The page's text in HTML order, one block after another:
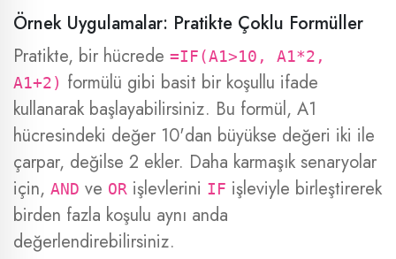
Örnek Uygulamalar: Pratikte Çoklu Formüller
Pratikte, bir hücrede =IF(A1>10, A1*2,
A1+2) formülü gibi basit bir koşullu ifade
kullanarak başlayabilirsiniz. Bu formül, A1
hücresindeki değer 10'dan büyükse değeri iki ile
çarpar, değilse 2 ekler. Daha karmaşık senaryolar
için, AND ve OR işlevlerini IF işleviyle birleştirerek
birden fazla koşulu aynı anda
değerlendirebilirsiniz.